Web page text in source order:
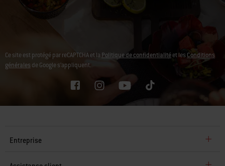
Ce site est protégé par reCAPTCHA et la Politique de confidentialitéet les Conditions
générales de Google s’appliquent.
Entreprise